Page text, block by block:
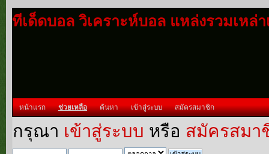
ทีเด็ดบอล วิเคราะห์บอล แหล่งรวมเหล่
หน้าแรก ช่วยเหลือ ค้นหา เข้าสู่ระบบ สมัครสมาชิก
กรุณา เข้าสู่ระบบ หรือ สมัครสมา